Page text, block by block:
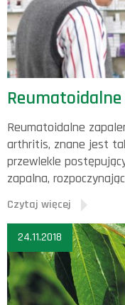
Reumatoidalne
arthritis, znane jest
przewlekle
zapalna,
Czytaj więcej
24.11.2018